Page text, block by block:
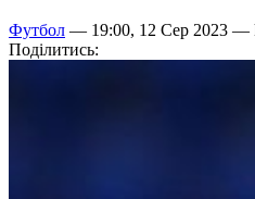
Футбол — 19:00, 12 Сер 2023 —
Поділитись: